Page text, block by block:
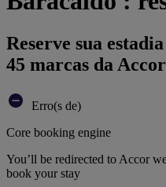
Reserve sua
45 marcas da Accor
Erro(s de)
Core booking engine
You’ll be redirected to Accor
book your stay